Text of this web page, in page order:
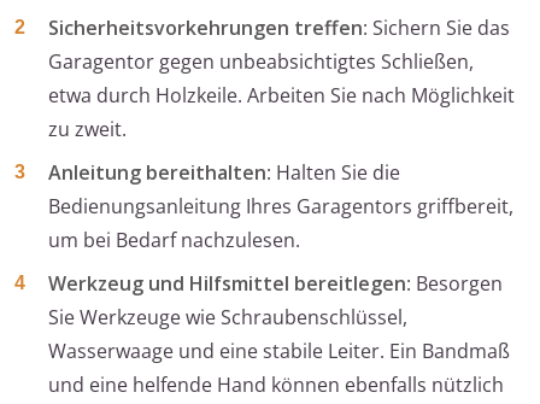
Sicherheitsvorkehrungen treffen: Sichern Sie das
Garagentor gegen unbeabsichtigtes Schließen,
etwa durch Holzkeile. Arbeiten Sie nach Möglichkeit
zu zweit.
Anleitung bereithalten: Halten Sie die
Bedienungsanleitung Ihres Garagentors griffbereit,
um bei Bedarf nachzulesen.
Werkzeug und Hilfsmittel bereitlegen: Besorgen
Sie Werkzeuge wie Schraubenschlüssel,
Wasserwaage und eine stabile Leiter. Ein Bandmaß
und eine helfende Hand können ebenfalls nützlich